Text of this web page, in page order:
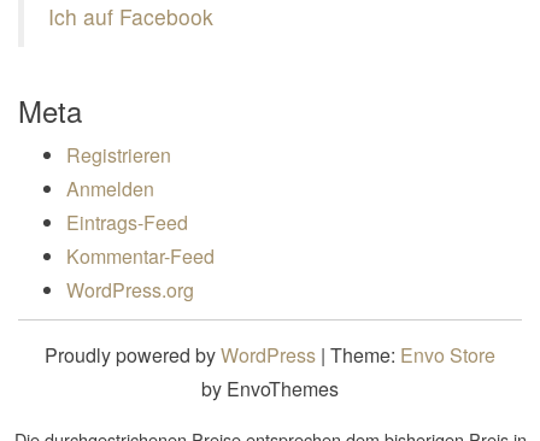
Ich auf Facebook
Meta
Registrieren
Anmelden
Eintrags-Feed
Kommentar-Feed
WordPress.org
Proudly powered byWordPress | Theme: Envo Store
by EnvoThemes